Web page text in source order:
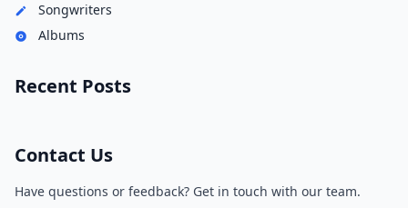
Songwriters
Albums
Recent Posts
Contact Us
Have questions or feedback? Get in touch with our team.